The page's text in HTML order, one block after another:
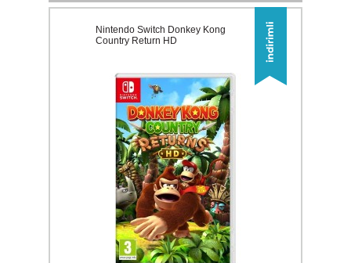
Nintendo Switch Donkey Kong
Country Return HD